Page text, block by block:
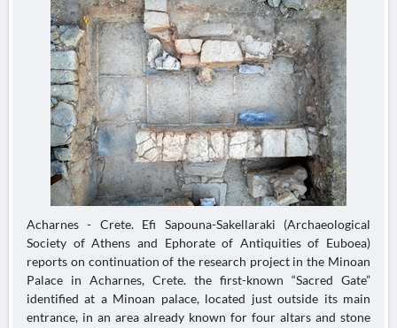
Acharnes - Crete. Efi Sapouna-Sakellaraki (Archaeological
Society of Athens and Ephorate of Antiquities of Euboea)
reports on continuation of the research project in the Minoan
Palace in Acharnes, Crete. the first-known “Sacred Gate”
identified at a Minoan palace, located just outside its main
entrance, in an area already known for four altars and stone